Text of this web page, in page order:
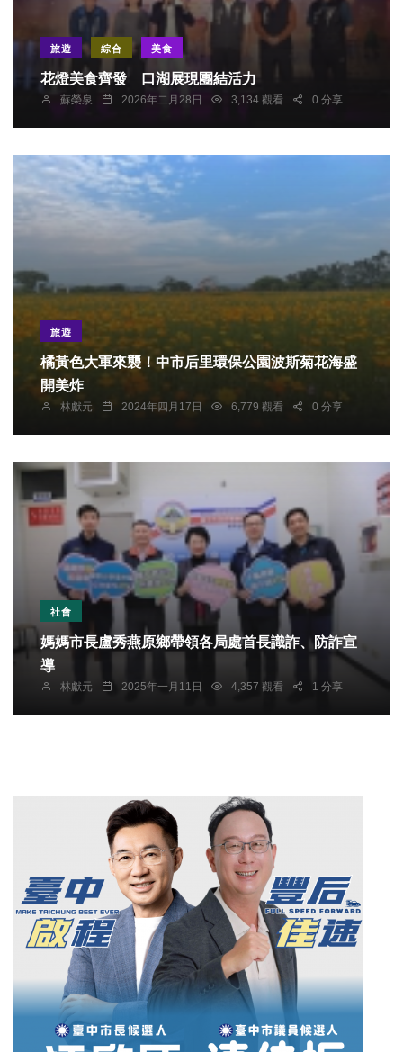
旅遊 綜合 美食
花燈美食齊發 口湖展現團結活力
蘇榮泉 2026年二月28日 3,134 觀看 0 分享
旅遊
橘黃色大軍來襲！中市后里環保公園波斯菊花海盛
開美炸
林獻元 2024年四月17日 6,779 觀看 0 分享
社會
媽媽市長盧秀燕原鄉帶領各局處首長識詐、防詐宣
導
林獻元 2025年一月11日 4,357 觀看 1 分享